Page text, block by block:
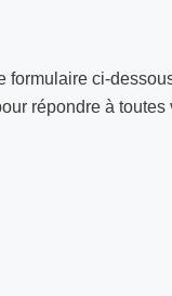
ci-
répondre à